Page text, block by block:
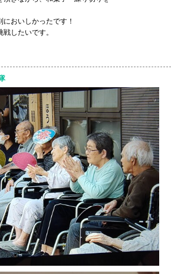
おいしかったです！
したいです。